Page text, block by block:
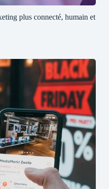
plus connecté, humain et